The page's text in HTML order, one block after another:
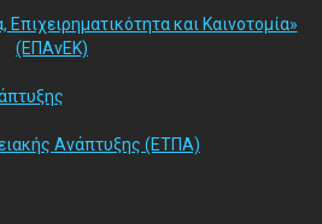
και Καινοτομία»
(ΕΠΑνΕΚ)
Ανάπτυξης (ΕΤΠΑ)